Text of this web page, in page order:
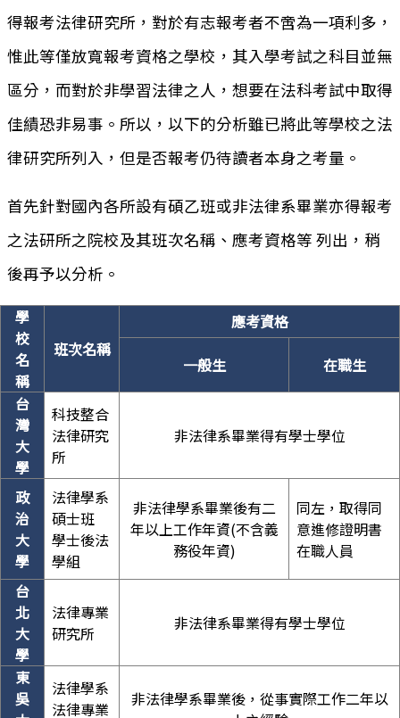
得報考法律研究所，對於有志報考者不啻為一項利多，
惟此等僅放寬報考資格之學校，其入學考試之科目並無
區分，而對於非學習法律之人，想要在法科考試中取得
佳績恐非易事。所以，以下的分析雖已將此等學校之法
律研究所列入，但是否報考仍待讀者本身之考量。
首先針對國內各所設有碩乙班或非法律系畢業亦得報考
之法研所之院校及其班次名稱、應考資格等 列出，稍
後再予以分析。
學
校
名
稱
班次名稱
應考資格
一般生
在職生
台
灣
大
學
科技整合
法律研究
所
非法律系畢業得有學士學位
政
治
大
學
法律學系
碩士班
學士後法
學組
非法律學系畢業後有二
年以上工作年資(不含義
務役年資)
同左，取得同
意進修證明書
在職人員
台
北
大
學
法律專業
研究所
非法律系畢業得有學士學位
東
吳
法律學系
法律專業
非法律學系畢業後，從事實際工作二年以